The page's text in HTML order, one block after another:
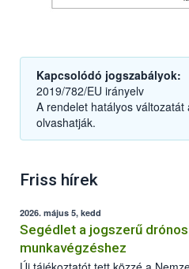
Kapcsolódó jogszabályok:
2019/782/EU irányelv
A rendelet hatályos változatát
olvashatják.
Friss hírek
2026. május 5, kedd
Segédlet a jogszerű
munkavégzéshez